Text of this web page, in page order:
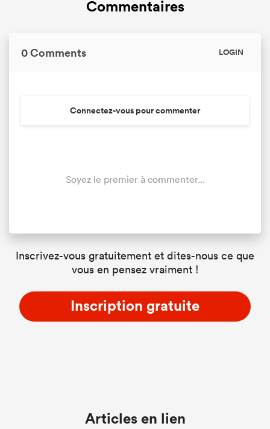
Commentaires
0 Comments LOGIN
Connectez-vous pour commenter
Soyez le premier à commenter...
Inscrivez-vous gratuitement et dites-nous ce que
vous en pensez vraiment !
Inscription gratuite
Articles en lien